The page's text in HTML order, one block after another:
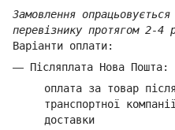
Замовлення
перевізнику протягом 2-4
Варіанти оплати:
— Післяплата Нова Пошта:
оплата за товар
транспортної
доставки